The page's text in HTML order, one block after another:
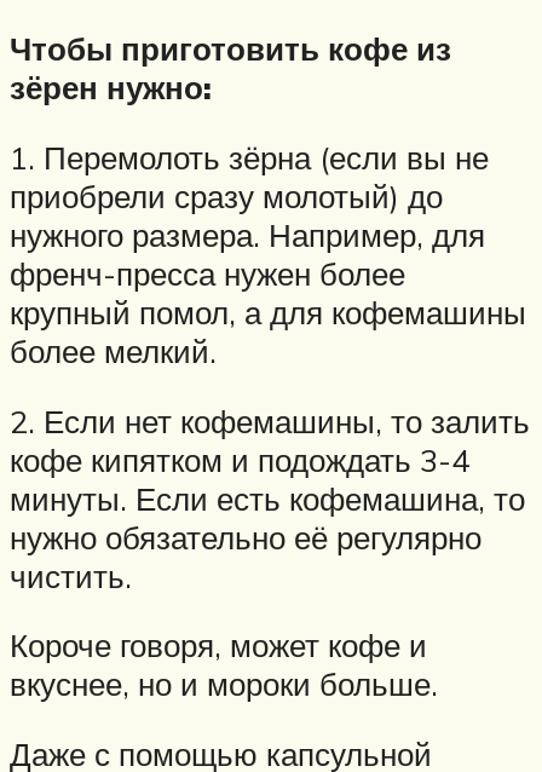
Чтобы приготовить кофе из
зёрен нужно:
1. Перемолоть зёрна (если вы не
приобрели сразу молотый) до
нужного размера. Например, для
френч-пресса нужен более
крупный помол, а для кофемашины
более мелкий.
2. Если нет кофемашины, то залить
кофе кипятком и подождать 3-4
минуты. Если есть кофемашина, то
нужно обязательно её регулярно
чистить.
Короче говоря, может кофе и
вкуснее, но и мороки больше.
Даже с помощью капсульной